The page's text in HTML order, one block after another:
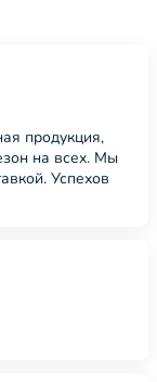
продукция,
на всех. Мы
Успехов